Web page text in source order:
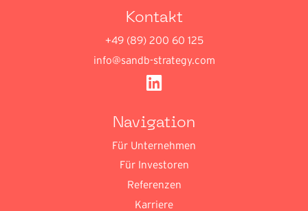
Kontakt
+49 (89) 200 60 125
info@sandb-strategy.com
Navigation
Für Unternehmen
Für Investoren
Referenzen
Karriere